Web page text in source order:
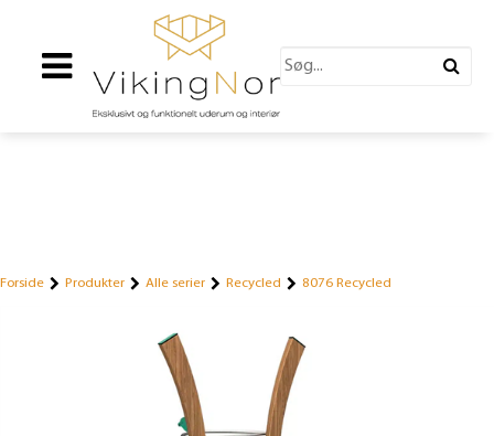
Forside Produkter Alle serier Recycled 8076 Recycled